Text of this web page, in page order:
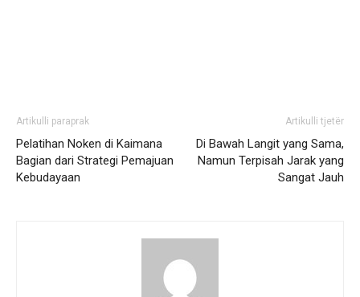
Artikulli paraprak
Pelatihan Noken di Kaimana
Bagian dari Strategi Pemajuan
Kebudayaan
Artikulli tjetër
Di Bawah Langit yang Sama,
Namun Terpisah Jarak yang
Sangat Jauh